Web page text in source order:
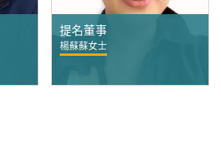
提名董事
楊蘇蘇女士